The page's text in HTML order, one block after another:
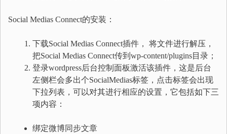
Social Medias Connect的安装：
下载Social Medias Connect插件， 将文件进行解压，
把Social Medias Connect传到wp-content/plugins目录；
登录wordpress后台控制面板激活该插件，这是后台
左侧栏会多出个SocialMedias标签，点击标签会出现
下拉列表，可以对其进行相应的设置，它包括如下三
项内容：
绑定微博同步文章